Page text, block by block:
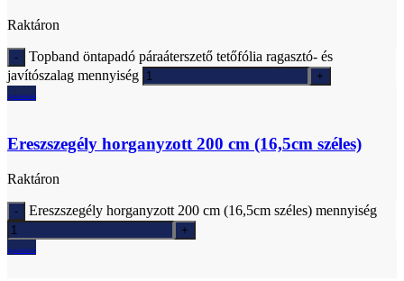
Raktáron
Topband öntapadó páraáterszető tetőfólia ragasztó- és
javítószalag mennyiség
Ajánlatkérés
Ereszszegély horganyzott 200 cm (16,5cm széles)
Raktáron
Ereszszegély horganyzott 200 cm (16,5cm széles) mennyiség
Ajánlatkérés